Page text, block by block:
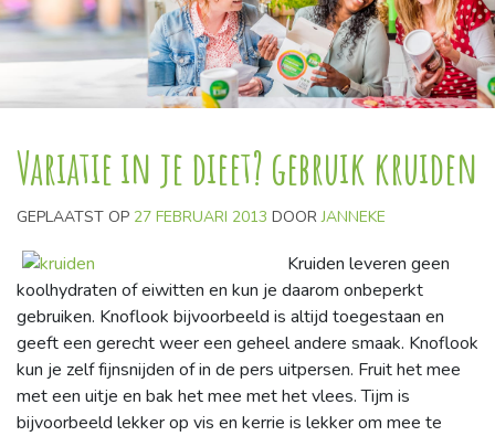
Variatie in je dieet? gebruik kruiden
GEPLAATST OP 27 FEBRUARI 2013 DOORJANNEKE
Kruiden leveren geen
koolhydraten of eiwitten en kun je daarom onbeperkt
gebruiken. Knoflook bijvoorbeeld is altijd toegestaan en
geeft een gerecht weer een geheel andere smaak. Knoflook
kun je zelf fijnsnijden of in de pers uitpersen. Fruit het mee
met een uitje en bak het mee met het vlees. Tijm is
bijvoorbeeld lekker op vis en kerrie is lekker om mee te